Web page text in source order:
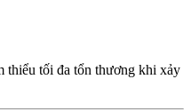
thiểu tối đa tổn thương khi xảy